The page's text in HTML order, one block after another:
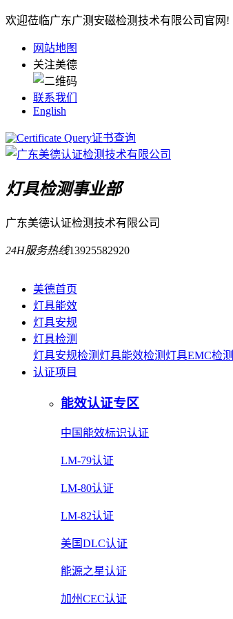
欢迎莅临广东广测安磁检测技术有限公司官网!
网站地图
关注美德
联系我们
English
证书查询
灯具检测事业部
广东美德认证检测技术有限公司
24H服务热线13925582920
美德首页
灯具能效
灯具安规
灯具检测
灯具安规检测 灯具能效检测 灯具EMC检测
认证项目
能效认证专区
中国能效标识认证
LM-79认证
LM-80认证
LM-82认证
美国DLC认证
能源之星认证
加州CEC认证